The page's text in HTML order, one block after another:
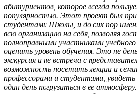
абитуриентов, которое всегда
популярностью. Этот проект был
студентами Школы, и до сих пор
всю организацию на себя, позволяя
полноправными участниками учебного
оценить уровень обучения. Это не
экскурсия и не встреча с
возможность посетить лекции и
профессорами и студентами,
один день погрузиться в ее